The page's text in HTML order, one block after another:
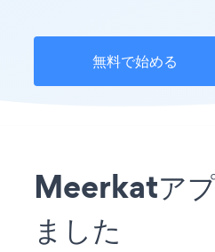
無料で始める
Meerkatア
ました